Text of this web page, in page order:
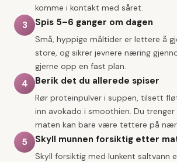
komme i kontakt med såret.
3 Spis 5–6 ganger om dagen
Små, hyppige måltider er lettere å
store, og sikrer jevnere næring
gjerne opp en fast plan.
4 Berik det du allerede spiser
Rør proteinpulver i suppen, tilsett
inn avokado i smoothien. Du
maten kan bare være tettere på
5 Skyll munnen forsiktig etter
Skyll forsiktig med lunkent saltvann